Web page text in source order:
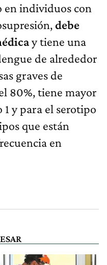
en individuos con
debe
y tiene una
de alrededor
graves de
80%, tiene mayor
y para el serotipo
que están
en